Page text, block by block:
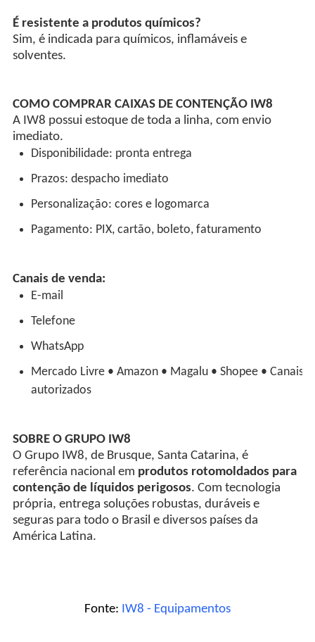
É resistente a produtos químicos?
Sim, é indicada para químicos, inflamáveis e
solventes.
COMO COMPRAR CAIXAS DE CONTENÇÃO IW8
A IW8 possui estoque de toda a linha, com envio
imediato.
Disponibilidade: pronta entrega
Prazos: despacho imediato
Personalização: cores e logomarca
Pagamento: PIX, cartão, boleto, faturamento
Canais de venda:
E-mail
Telefone
WhatsApp
Mercado Livre • Amazon • Magalu • Shopee • Canais
autorizados
SOBRE O GRUPO IW8
O Grupo IW8, de Brusque, Santa Catarina, é
referência nacional em produtos rotomoldados para
contenção de líquidos perigosos. Com tecnologia
própria, entrega soluções robustas, duráveis e
seguras para todo o Brasil e diversos países da
América Latina.
Fonte: IW8 - Equipamentos